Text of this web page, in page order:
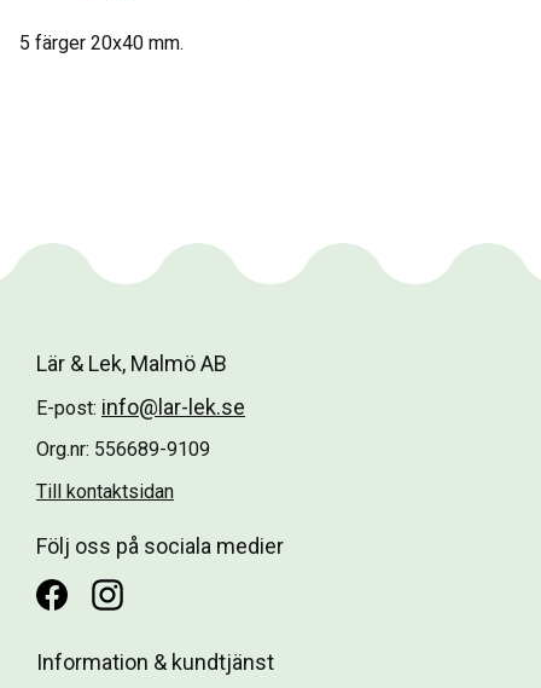
5 färger 20x40 mm.
Lär & Lek, Malmö AB
E-post: info@lar-lek.se
Org.nr: 556689-9109
Till kontaktsidan
Följ oss på sociala medier
Information & kundtjänst